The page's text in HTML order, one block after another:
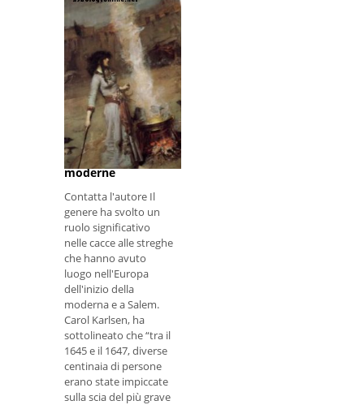
Storia ed effetti del
pregiudizio e
dell'intolleranza
della stregoneria
sulle prime donne
moderne
Contatta l'autore Il
genere ha svolto un
ruolo significativo
nelle cacce alle streghe
che hanno avuto
luogo nell'Europa
dell'inizio della
moderna e a Salem.
Carol Karlsen, ha
sottolineato che “tra il
1645 e il 1647, diverse
centinaia di persone
erano state impiccate
sulla scia del più grave